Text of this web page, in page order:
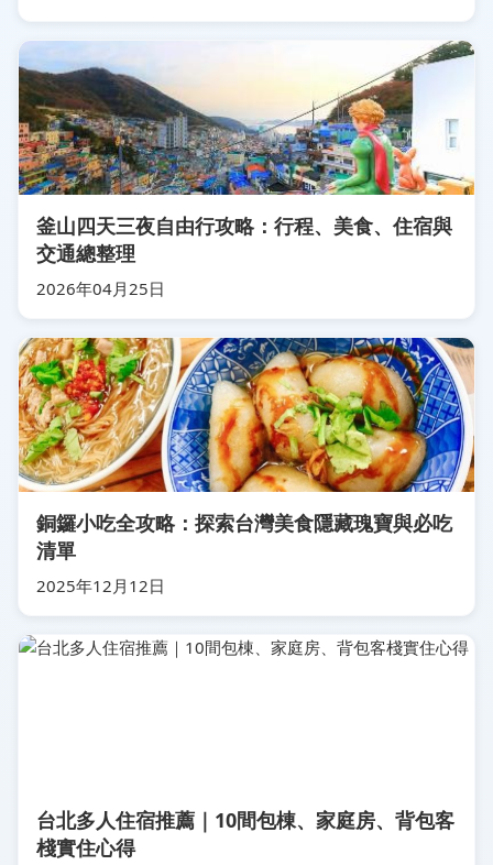
釜山四天三夜自由行攻略：行程、美食、住宿與
交通總整理
2026年04月25日
銅鑼小吃全攻略：探索台灣美食隱藏瑰寶與必吃
清單
2025年12月12日
台北多人住宿推薦｜10間包棟、家庭房、背包客
棧實住心得